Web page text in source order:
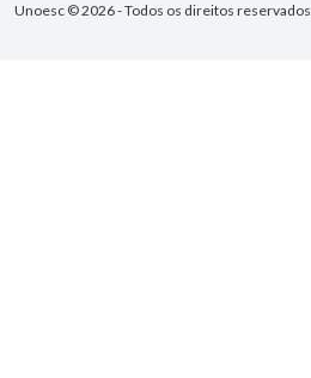
Unoesc © 2026 - Todos os direitos reservados